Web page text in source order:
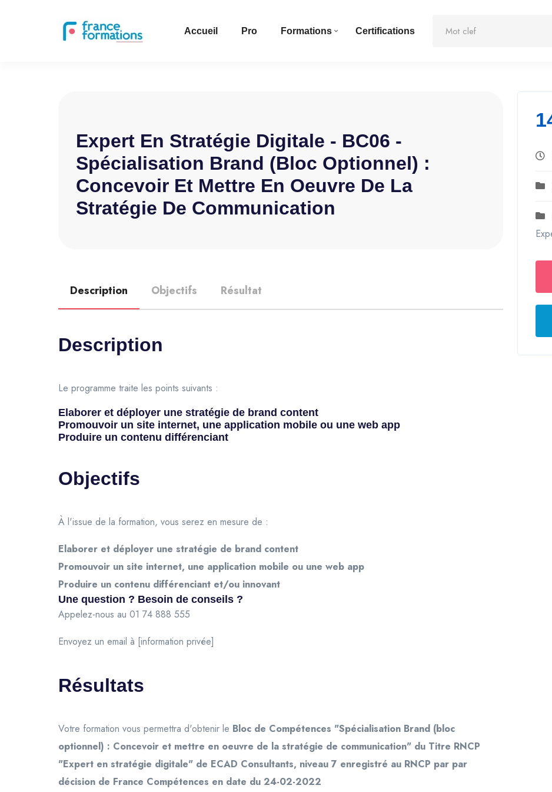
Accueil Pro Formations Certifications
Expert En Stratégie Digitale - BC06 -
Spécialisation Brand (bloc Optionnel) :
Concevoir Et Mettre En Oeuvre De La
Stratégie De Communication
Description Objectifs Résultat
Description
Le programme traite les points suivants :
Elaborer et déployer une stratégie de brand content
Promouvoir un site internet, une application mobile ou une web app
Produire un contenu différenciant
Objectifs
À l'issue de la formation, vous serez en mesure de :
Elaborer et déployer une stratégie de brand content
Promouvoir un site internet, une application mobile ou une web app
Produire un contenu différenciant et/ou innovant
Une question ? Besoin de conseils ?
Appelez-nous au 01 74 888 555
Envoyez un email à [information privée]
Résultats
Votre formation vous permettra d'obtenir le Bloc de Compétences "Spécialisation Brand (bloc
optionnel) : Concevoir et mettre en oeuvre de la stratégie de communication" du Titre RNCP
"Expert en stratégie digitale" de ECAD Consultants, niveau 7 enregistré au RNCP par par
décision de France Compétences en date du 24-02-2022